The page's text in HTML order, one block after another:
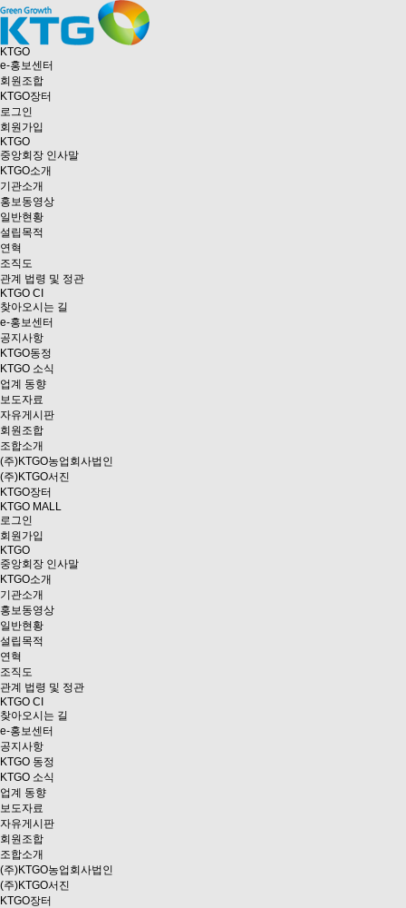
KTGO
e-홍보센터
회원조합
KTGO장터
로그인
회원가입
KTGO
중앙회장 인사말
KTGO소개
기관소개
홍보동영상
일반현황
설립목적
연혁
조직도
관계 법령 및 정관
KTGO CI
찾아오시는 길
e-홍보센터
공지사항
KTGO동정
KTGO 소식
업계 동향
보도자료
자유게시판
회원조합
조합소개
(주)KTGO농업회사법인
(주)KTGO서진
KTGO장터
KTGO MALL
로그인
회원가입
KTGO
중앙회장 인사말
KTGO소개
기관소개
홍보동영상
일반현황
설립목적
연혁
조직도
관계 법령 및 정관
KTGO CI
찾아오시는 길
e-홍보센터
공지사항
KTGO 동정
KTGO 소식
업계 동향
보도자료
자유게시판
회원조합
조합소개
(주)KTGO농업회사법인
(주)KTGO서진
KTGO장터